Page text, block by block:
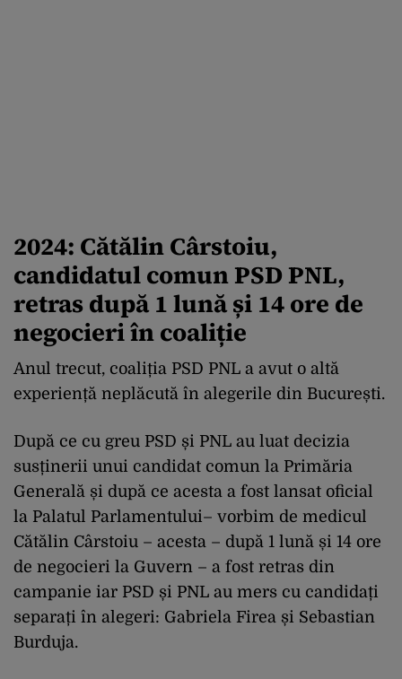
2024: Cătălin Cârstoiu,
candidatul comun PSD PNL,
retras după 1 lună și 14 ore de
negocieri în coaliție
Anul trecut, coaliția PSD PNL a avut o altă
experiență neplăcută în alegerile din București.
După ce cu greu PSD și PNL au luat decizia
susținerii unui candidat comun la Primăria
Generală și după ce acesta a fost lansat oficial
la Palatul Parlamentului– vorbim de medicul
Cătălin Cârstoiu – acesta – după 1 lună și 14 ore
de negocieri la Guvern – a fost retras din
campanie iar PSD și PNL au mers cu candidați
separați în alegeri: Gabriela Firea și Sebastian
Burduja.